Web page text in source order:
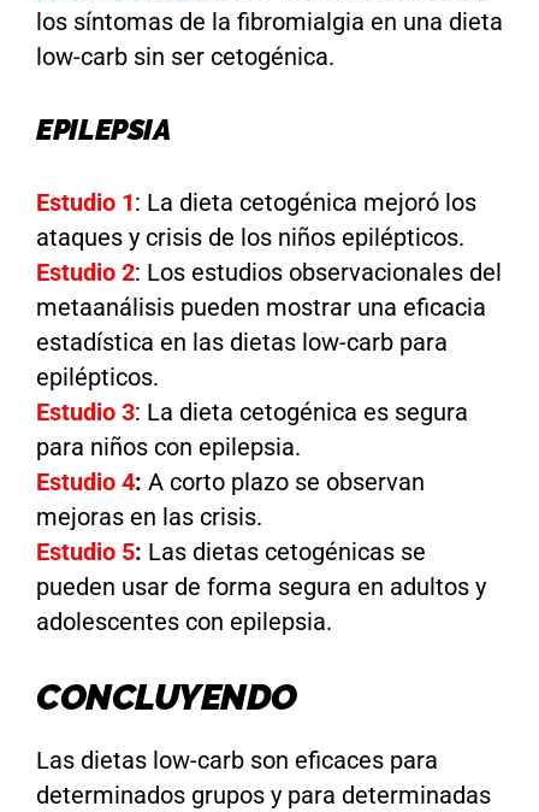
los síntomas de la fibromialgia en una dieta
low-carb sin ser cetogénica.
EPILEPSIA
Estudio 1: La dieta cetogénica mejoró los
ataques y crisis de los niños epilépticos.
Estudio 2: Los estudios observacionales del
metaanálisis pueden mostrar una eficacia
estadística en las dietas low-carb para
epilépticos.
Estudio 3: La dieta cetogénica es segura
para niños con epilepsia.
Estudio 4: A corto plazo se observan
mejoras en las crisis.
Estudio 5: Las dietas cetogénicas se
pueden usar de forma segura en adultos y
adolescentes con epilepsia.
CONCLUYENDO
Las dietas low-carb son eficaces para
determinados grupos y para determinadas